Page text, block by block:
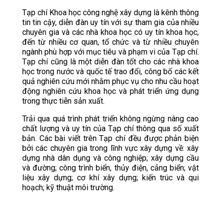
Tạp chí Khoa học công nghệ xây dựng là kênh thông
tin tin cậy, diễn đàn uy tín với sự tham gia của nhiều
chuyên gia và các nhà khoa học có uy tín khoa học,
đến từ nhiều cơ quan, tổ chức và từ nhiều chuyên
ngành phù hợp với mục tiêu và phạm vi của Tạp chí.
Tạp chí cũng là một diễn đàn tốt cho các nhà khoa
học trong nước và quốc tế trao đổi, công bố các kết
quả nghiên cứu mới nhằm phục vụ cho nhu cầu hoạt
động nghiên cứu khoa học và phát triển ứng dụng
trong thực tiễn sản xuất.
Trải qua quá trình phát triển không ngừng nâng cao
chất lượng và uy tín của Tạp chí thông qua số xuất
bản. Các bài viết trên Tạp chí đều được phản biện
bởi các chuyên gia trong lĩnh vực xây dựng về: xây
dựng nhà dân dụng và công nghiệp; xây dựng cầu
và đường; công trình biển, thủy điện, cảng biển; vật
liệu xây dựng; cơ khí xây dựng; kiến trúc và qui
hoạch; kỹ thuật môi trường.